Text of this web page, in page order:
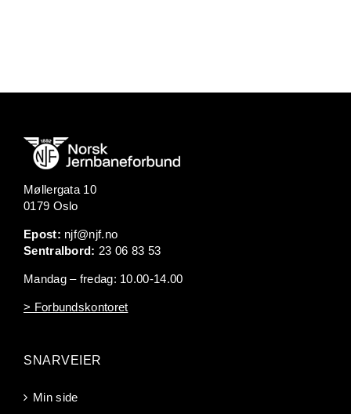
Møllergata 10
0179 Oslo
Epost: njf@njf.no
Sentralbord: 23 06 83 53
Mandag – fredag: 10.00-14.00
> Forbundskontoret
SNARVEIER
Min side